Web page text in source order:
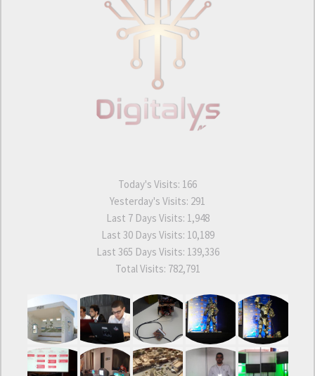
Today's Visits: 166
Yesterday's Visits: 291
Last 7 Days Visits: 1,948
Last 30 Days Visits: 10,189
Last 365 Days Visits: 139,336
Total Visits: 782,791